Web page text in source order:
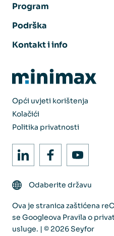
Program
Podrška
Kontakt i info
Opći uvjeti korištenja
Kolačići
Politika privatnosti
Odaberite državu
Ova je stranica zaštićena
se Googleova Pravila o
usluge. | © 2026 Seyfor